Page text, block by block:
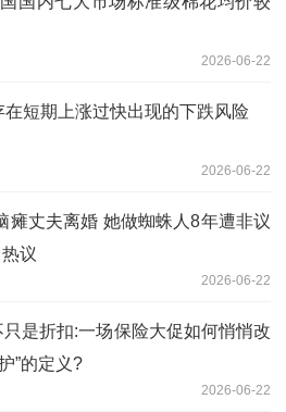
2026-06-22
短期上涨过快出现的下跌风险
2026-06-22
瘫丈夫离婚 她做蜘蛛人8年遭非议
热议
2026-06-22
只是折扣:一场保险大促如何悄悄改
”的定义?
2026-06-22